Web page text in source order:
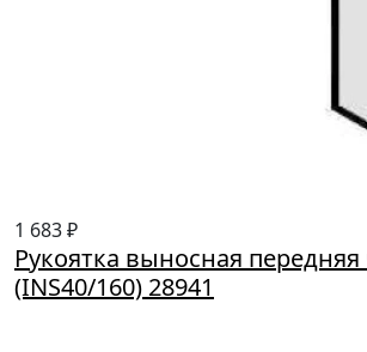
1 683 ₽
Рукоятка выносная передняя
(INS40/160) 28941